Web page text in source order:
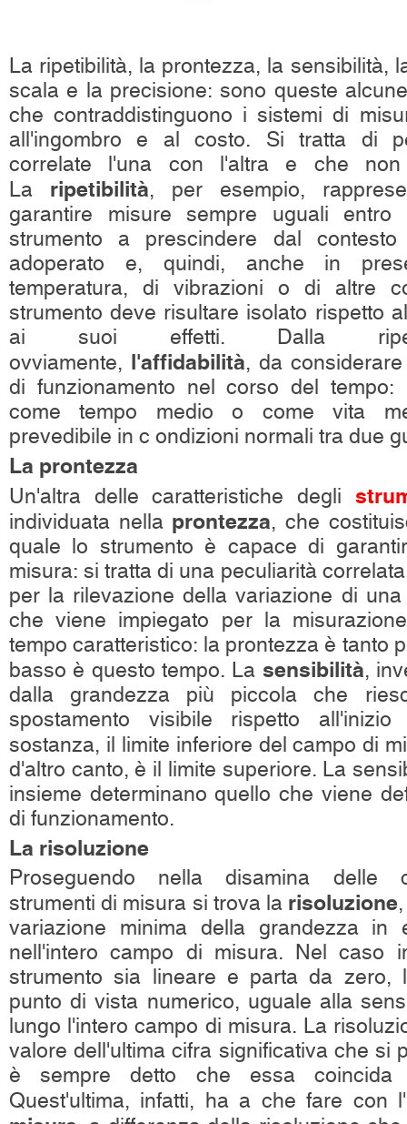
La ripetibilità, la prontezza, la sensibilità,
scala e la precisione: sono queste
che contraddistinguono i sistemi di
all'ingombro e al costo. Si tratta di
correlate l'una con l'altra e che non
La ripetibilità, per esempio,
garantire misure sempre uguali entro
strumento a prescindere dal
adoperato e, quindi, anche in
temperatura, di vibrazioni o di altre
strumento deve risultare isolato rispetto
ai suoi effetti. Dalla
ovviamente, l'affidabilità, da
di funzionamento nel corso del
come tempo medio o come vita
prevedibile in c ondizioni normali tra due
La prontezza
Un'altra delle caratteristiche degli
individuata nella prontezza, che
quale lo strumento è capace di
misura: si tratta di una peculiarità
per la rilevazione della variazione di
che viene impiegato per la
tempo caratteristico: la prontezza è tanto
basso è questo tempo. La sensibilità,
dalla grandezza più piccola che
spostamento visibile rispetto
sostanza, il limite inferiore del campo di
d'altro canto, è il limite superiore. La
insieme determinano quello che viene
di funzionamento.
La risoluzione
Proseguendo nella disamina delle
strumenti di misura si trova la risoluzione
variazione minima della grandezza in
nell'intero campo di misura. Nel caso
strumento sia lineare e parta da zero,
punto di vista numerico, uguale alla
lungo l'intero campo di misura. La
valore dell'ultima cifra significativa che si
è sempre detto che essa coincida
Quest'ultima, infatti, ha a che fare con